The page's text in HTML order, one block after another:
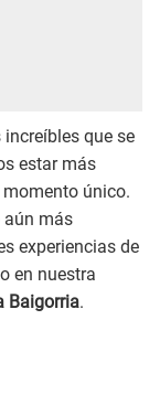
que se
estar más
único.
aún más
experiencias de
en nuestra
Baigorria.